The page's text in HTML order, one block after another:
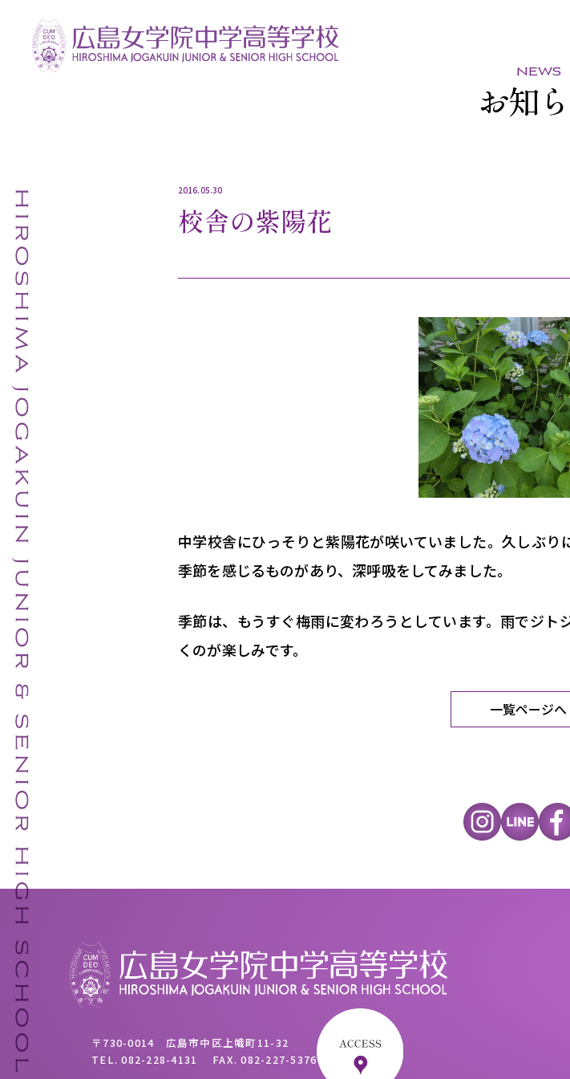
news
お知
2016.05.30
校舎の紫陽花
中学校舎にひっそりと紫陽花が咲いていました。久しぶ
季節を感じるものがあり、深呼吸をしてみました。
季節は、もうすぐ梅雨に変わろうとしています。雨でジ
くのが楽しみです。
一覧ページへ
〒730-0014 広島市中区上幟町11-32
TEL.082-228-4131 FAX.082-227-5376